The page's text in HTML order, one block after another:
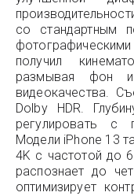
со стандартным
получил
размывая фон
видеокачества.
Dolby HDR.
регулировать с
Модели iPhone 13
4K с частотой до
распознает до
оптимизирует